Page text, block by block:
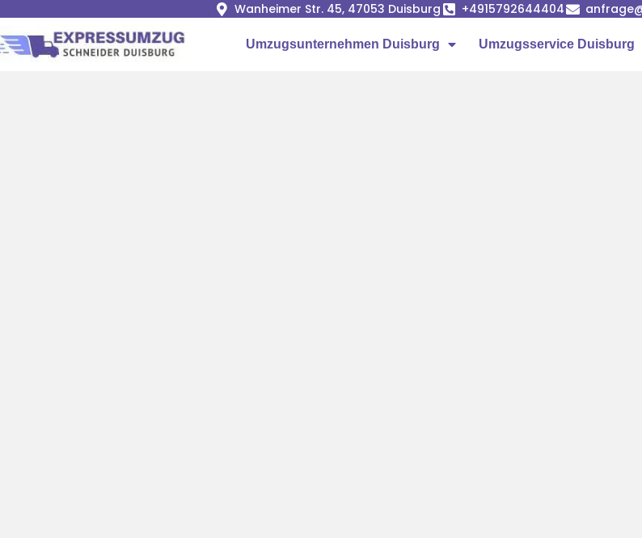
Wanheimer Str. 45, 47053 Duisburg +4915792644404
Umzugsunternehmen Duisburg Umzugsservice Duisburg